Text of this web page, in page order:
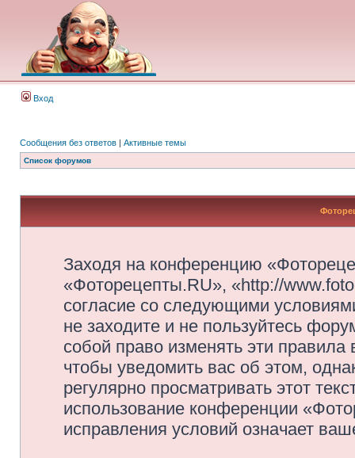
Вход
Сообщения без ответов | Активные темы
Список форумов
Заходя на конференцию
«Фоторецепты.RU», «http://
согласие со следующими
не заходите и не пользуйтесь
собой право изменять эти
чтобы уведомить вас об этом,
регулярно просматривать этот
использование конференции
исправления условий означает